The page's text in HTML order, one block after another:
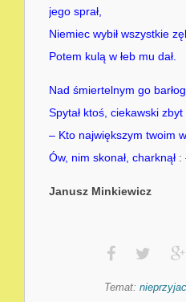
jego sprał,
Niemiec wybił wszystkie
Potem kulą w łeb mu dał.
Nad śmiertelnym go
Spytał ktoś, ciekawski zbyt
– Kto największym twoim
Ów, nim skonał, charknął :
Janusz Minkiewicz
Temat: